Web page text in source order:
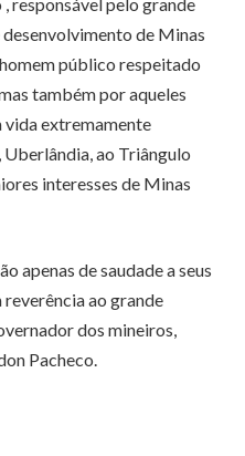
de Minas
público respeitado
também por aqueles
vida extremamente
ao Triângulo
interesses de Minas
apenas de saudade a seus
reverência ao grande
dos mineiros,
Pacheco.